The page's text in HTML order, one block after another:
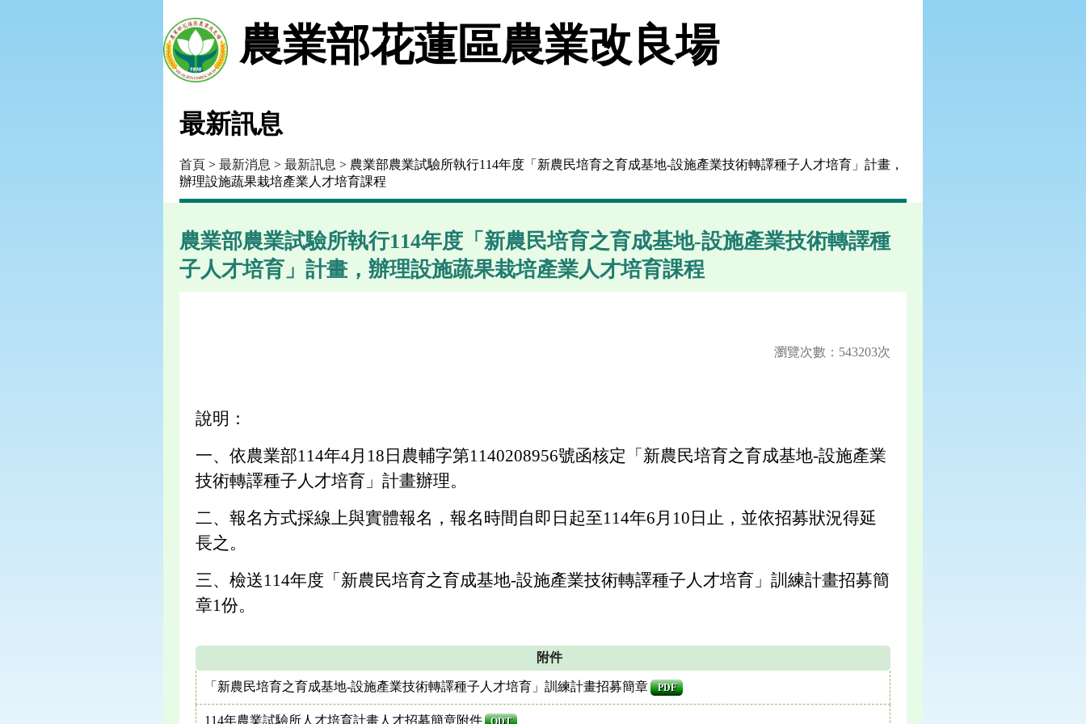
農業部花蓮區農業改良場
最新訊息
首頁 > 最新消息 > 最新訊息 > 農業部農業試驗所執行114年度「新農民培育之育成基地-設施產業技術轉譯種子人才培育」計畫，
辦理設施蔬果栽培產業人才培育課程
農業部農業試驗所執行114年度「新農民培育之育成基地-設施產業技術轉譯種
子人才培育」計畫，辦理設施蔬果栽培產業人才培育課程
瀏覽次數：543203次
說明：
一、依農業部114年4月18日農輔字第1140208956號函核定「新農民培育之育成基地-設施產業
技術轉譯種子人才培育」計畫辦理。
二、報名方式採線上與實體報名，報名時間自即日起至114年6月10日止，並依招募狀況得延
長之。
三、檢送114年度「新農民培育之育成基地-設施產業技術轉譯種子人才培育」訓練計畫招募簡
章1份。
附件
「新農民培育之育成基地-設施產業技術轉譯種子人才培育」訓練計畫招募簡章 PDF
114年農業試驗所人才培育計畫人才招募簡章附件 ODT